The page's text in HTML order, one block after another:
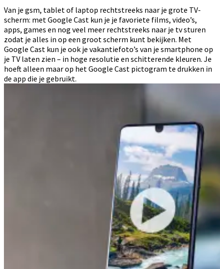
Van je gsm, tablet of laptop rechtstreeks naar je grote TV-
scherm: met Google Cast kun je je favoriete films, video’s,
apps, games en nog veel meer rechtstreeks naar je tv sturen
zodat je alles in op een groot scherm kunt bekijken. Met
Google Cast kun je ook je vakantiefoto’s van je smartphone op
je TV laten zien – in hoge resolutie en schitterende kleuren. Je
hoeft alleen maar op het Google Cast pictogram te drukken in
de app die je gebruikt.